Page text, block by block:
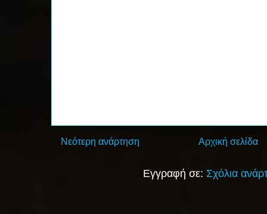
Νεότερη ανάρτηση Αρχική σελίδα
Εγγραφή σε: Σχόλια